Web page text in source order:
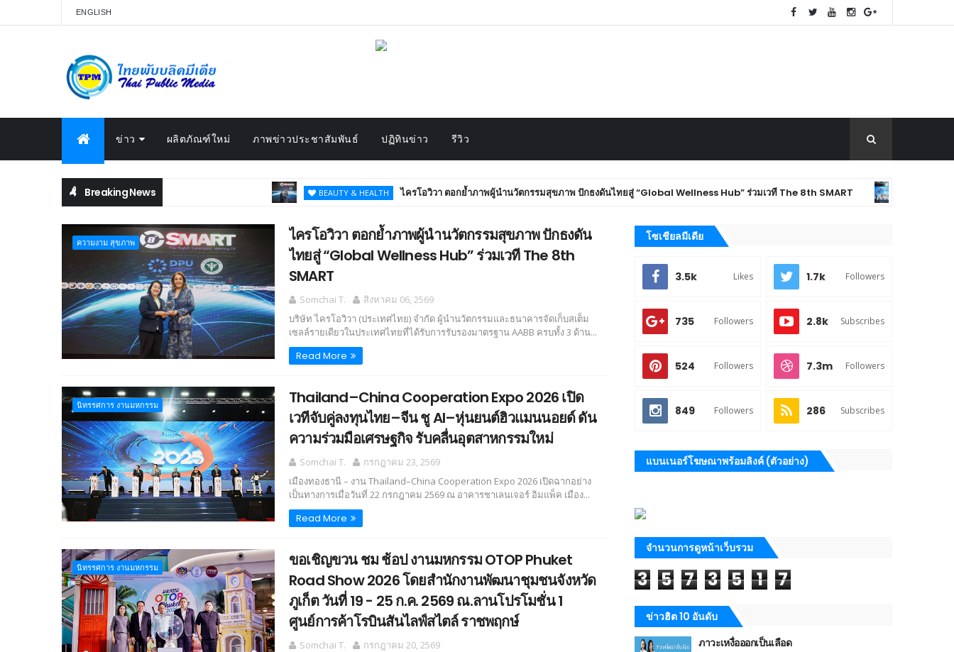
ENGLISH
ข่าว ผลิตภัณฑ์ใหม่ ภาพข่าวประชาสัมพันธ์ ปฏิทินข่าว รีวิว
Breaking News BEAUTY & HEALTH ไครโอวิวา ตอกย้ำภาพผู้นำนวัตกรรมสุขภาพ ปักธงดันไทยสู่ “Global Wellness Hub” ร่วมเวที The 8th SMART EXHIBITION
ความงาม สุขภาพ
ไครโอวิวา ตอกย้ำภาพผู้นำนวัตกรรมสุขภาพ ปักธงดัน
ไทยสู่ “Global Wellness Hub” ร่วมเวที The 8th
SMART
Somchai T.
สิงหาคม 06, 2569
บริษัท ไครโอวิวา (ประเทศไทย) จำกัด ผู้นำนวัตกรรมและธนาคารจัดเก็บสเต็ม
เซลล์รายเดียวในประเทศไทยที่ได้รับการรับรองมาตรฐาน AABB ครบทั้ง 3 ด้าน...
Read More
นิทรรศการ งานมหกรรม
Thailand–China Cooperation Expo 2026 เปิด
เวทีจับคู่ลงทุนไทย–จีน ชู AI–หุ่นยนต์ฮิวแมนนอยด์ ดัน
ความร่วมมือเศรษฐกิจ รับคลื่นอุตสาหกรรมใหม่
Somchai T.
กรกฎาคม 23, 2569
เมืองทองธานี – งาน Thailand–China Cooperation Expo 2026 เปิดฉากอย่าง
เป็นทางการเมื่อวันที่ 22 กรกฎาคม 2569 ณ อาคารชาเลนเจอร์ อิมแพ็ค เมือง...
Read More
นิทรรศการ งานมหกรรม
ขอเชิญขวน ชม ช้อป งานมหกรรม OTOP Phuket
Road Show 2026 โดยสำนักงานพัฒนาชุมชนจังหวัด
ภูเก็ต วันที่ 19 - 25 ก.ค. 2569 ณ.ลานโปรโมชั่น 1
ศูนย์การค้าโรบินสันไลฟ์สไตล์ ราชพฤกษ์
Somchai T.
กรกฎาคม 20, 2569
โซเชียลมีเดีย
3.5k Likes 1.7k Followers
735 Followers 2.8k Subscribes
524 Followers 7.3m Followers
849 Followers 286 Subscribes
แบนเนอร์โฆษณาพร้อมลิงค์ (ตัวอย่าง)
จำนวนการดูหน้าเว็บรวม
3 5 7 3 5 1 7
ข่าวฮิต 10 อันดับ
ภาวะเหงื่อออกเป็นเลือด